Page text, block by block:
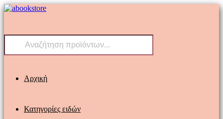
Skip
Products
Αρχική
Κατηγορίες ειδών